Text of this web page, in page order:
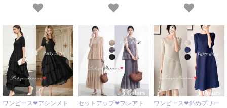
ワンピース❤アシンメト
セットアップ❤フレアト
ワンピース❤斜めプリー